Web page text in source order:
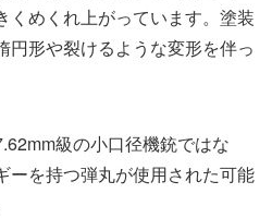
くめくれ上がっています。塗装
円形や裂けるような変形を伴っ
級の小口径機銃ではな
ーを持つ弾丸が使用された可能